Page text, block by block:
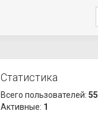
Статистика
Всего пользователей: 55
Активные: 1